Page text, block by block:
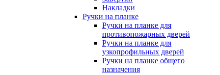
Накладки
Ручки на планке
Ручки на планке для
противопожарных дверей
Ручки на планке для
узкопрофильных дверей
Ручки на планке общего
назначения